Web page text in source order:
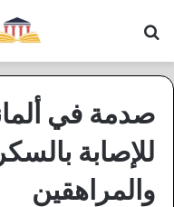
صدمة في
للإصابة
والمراهقين